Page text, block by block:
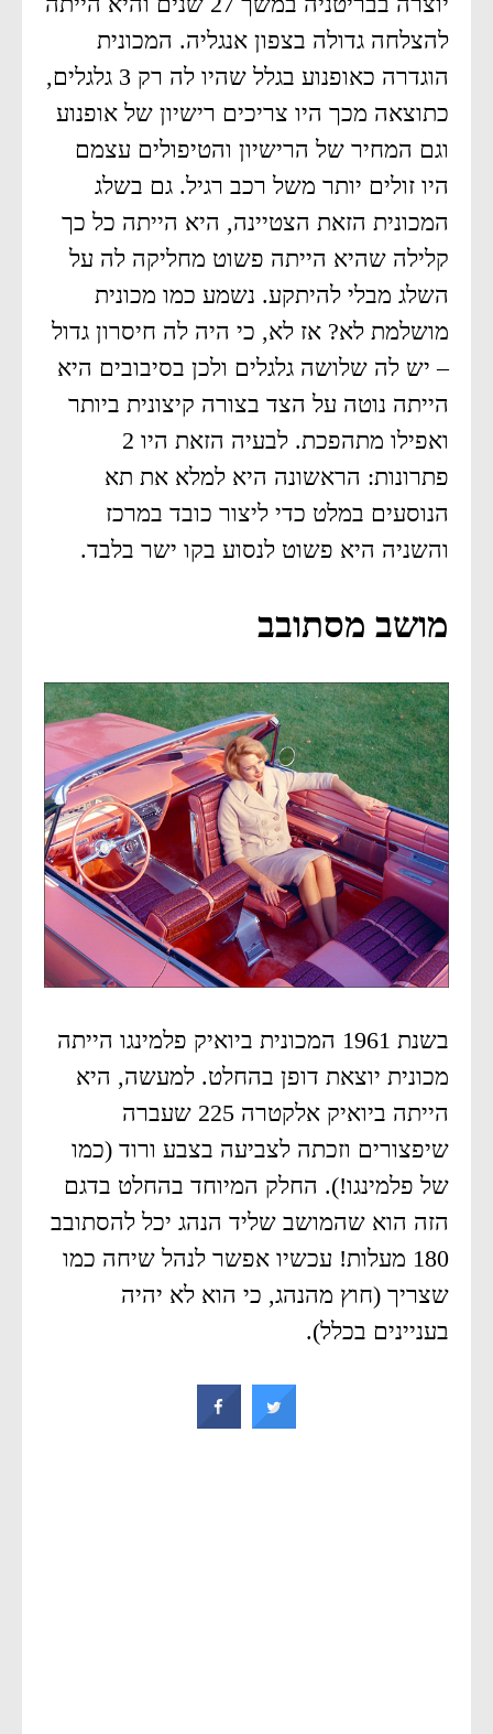
להצלחה גדולה בצפון אנגליה. המכונית
הוגדרה כאופנוע בגלל שהיו לה רק 3 גלגלים,
כתוצאה מכך היו צריכים רישיון של אופנוע
וגם המחיר של הרישיון והטיפולים עצמם
היו זולים יותר משל רכב רגיל. גם בשלג
המכונית הזאת הצטיינה, היא הייתה כל כך
קלילה שהיא הייתה פשוט מחליקה לה על
השלג מבלי להיתקע. נשמע כמו מכונית
מושלמת לא? אז לא, כי היה לה חיסרון גדול
– יש לה שלושה גלגלים ולכן בסיבובים היא
הייתה נוטה על הצד בצורה קיצונית ביותר
ואפילו מתהפכת. לבעיה הזאת היו 2
פתרונות: הראשונה היא למלא את תא
הנוסעים במלט כדי ליצור כובד במרכז
והשניה היא פשוט לנסוע בקו ישר בלבד.
מושב מסתובב
בשנת 1961 המכונית ביואיק פלמינגו הייתה
מכונית יוצאת דופן בהחלט. למעשה, היא
הייתה ביואיק אלקטרה 225 שעברה
שיפצורים וזכתה לצביעה בצבע ורוד (כמו
של פלמינגו!). החלק המיוחד בהחלט בדגם
הזה הוא שהמושב שליד הנהג יכל להסתובב
180 מעלות! עכשיו אפשר לנהל שיחה כמו
שצריך (חוץ מהנהג, כי הוא לא יהיה
בעניינים בכלל).